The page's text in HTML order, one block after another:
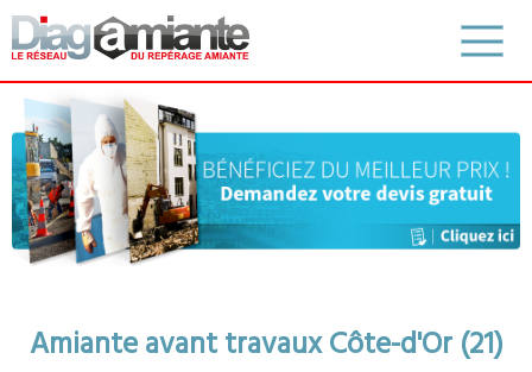
Amiante avant travaux Côte-d'Or (21)